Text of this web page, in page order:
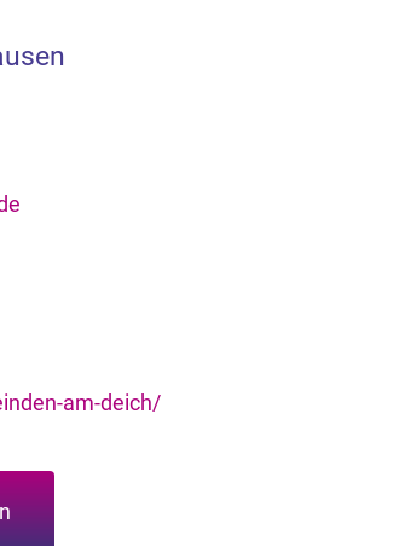
am-deich/